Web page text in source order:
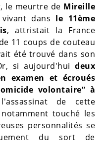
le meurtre de Mireille
dans le 11ème
, attristait la France
11 coups de couteau
été trouvé dans son
si aujourd'hui deux
examen et écroués
volontaire” à
de cette
notamment touché les
personnalités se
du sort de